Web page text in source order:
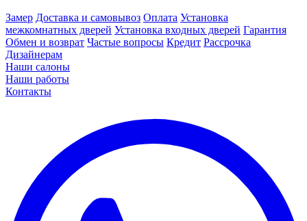
Замер Доставка и самовывоз Оплата Установка
межкомнатных дверей Установка входных дверей Гарантия
Обмен и возврат Частые вопросы Кредит Рассрочка
Дизайнерам
Наши салоны
Наши работы
Контакты